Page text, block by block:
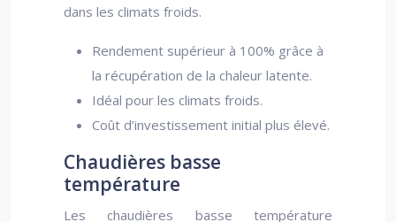
dans les climats froids.
Rendement supérieur à 100% grâce à
la récupération de la chaleur latente.
Idéal pour les climats froids.
Coût d’investissement initial plus élevé.
Chaudières basse
température
Les chaudières basse température